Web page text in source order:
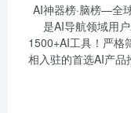
AI神器榜·脑榜—全
是AI导航领域用
1500+AI工具！严格
相入驻的首选AI产品